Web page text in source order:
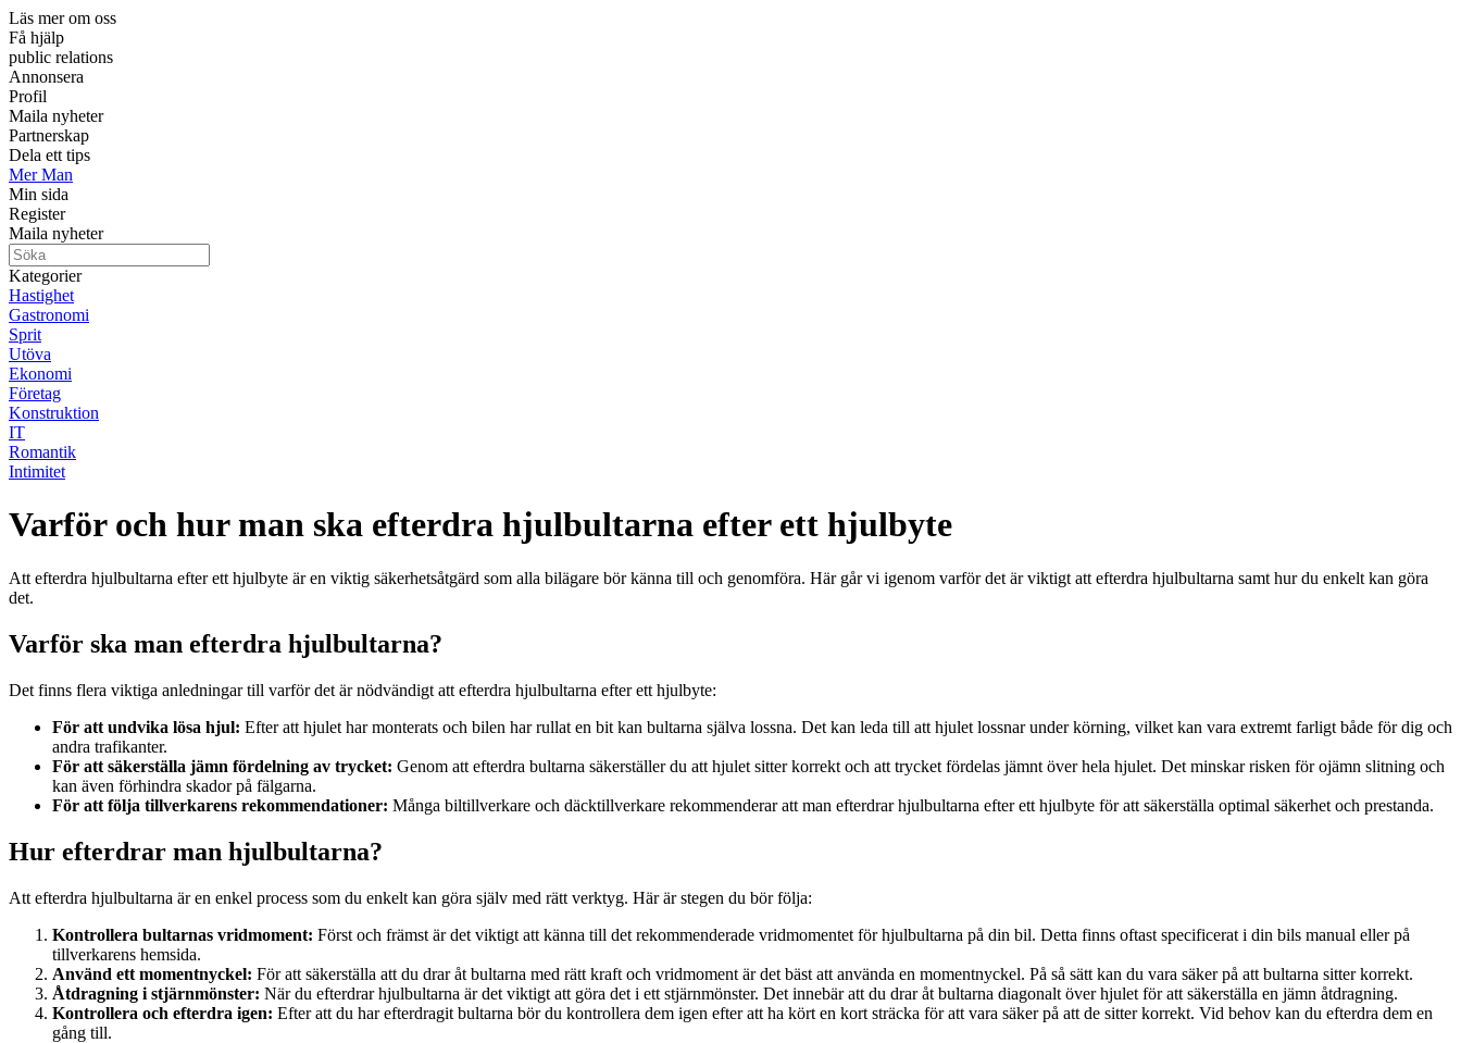
Läs mer om oss
Få hjälp
public relations
Annonsera
Profil
Maila nyheter
Partnerskap
Dela ett tips
Mer Man
Min sida
Register
Maila nyheter
Kategorier
Hastighet
Gastronomi
Sprit
Utöva
Ekonomi
Företag
Konstruktion
IT
Romantik
Intimitet
Varför och hur man ska efterdra hjulbultarna efter ett hjulbyte
Att efterdra hjulbultarna efter ett hjulbyte är en viktig säkerhetsåtgärd som alla bilägare bör känna till och genomföra. Här går vi igenom varför det är viktigt att efterdra hjulbultarna samt hur du enkelt kan göra
det.
Varför ska man efterdra hjulbultarna?
Det finns flera viktiga anledningar till varför det är nödvändigt att efterdra hjulbultarna efter ett hjulbyte:
För att undvika lösa hjul: Efter att hjulet har monterats och bilen har rullat en bit kan bultarna själva lossna. Det kan leda till att hjulet lossnar under körning, vilket kan vara extremt farligt både för dig och
andra trafikanter.
För att säkerställa jämn fördelning av trycket: Genom att efterdra bultarna säkerställer du att hjulet sitter korrekt och att trycket fördelas jämnt över hela hjulet. Det minskar risken för ojämn slitning och
kan även förhindra skador på fälgarna.
För att följa tillverkarens rekommendationer: Många biltillverkare och däcktillverkare rekommenderar att man efterdrar hjulbultarna efter ett hjulbyte för att säkerställa optimal säkerhet och prestanda.
Hur efterdrar man hjulbultarna?
Att efterdra hjulbultarna är en enkel process som du enkelt kan göra själv med rätt verktyg. Här är stegen du bör följa:
Kontrollera bultarnas vridmoment: Först och främst är det viktigt att känna till det rekommenderade vridmomentet för hjulbultarna på din bil. Detta finns oftast specificerat i din bils manual eller på
tillverkarens hemsida.
Använd ett momentnyckel: För att säkerställa att du drar åt bultarna med rätt kraft och vridmoment är det bäst att använda en momentnyckel. På så sätt kan du vara säker på att bultarna sitter korrekt.
Åtdragning i stjärnmönster: När du efterdrar hjulbultarna är det viktigt att göra det i ett stjärnmönster. Det innebär att du drar åt bultarna diagonalt över hjulet för att säkerställa en jämn åtdragning.
Kontrollera och efterdra igen: Efter att du har efterdragit bultarna bör du kontrollera dem igen efter att ha kört en kort sträcka för att vara säker på att de sitter korrekt. Vid behov kan du efterdra dem en
gång till.